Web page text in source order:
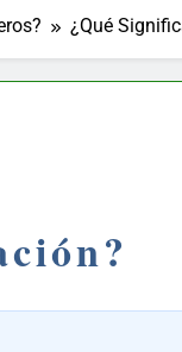
¿Qué